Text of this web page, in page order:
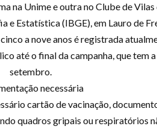
na Unime e outra no Clube de
Estatística (IBGE), em Lauro de
a nove anos é registrada
até o final da campanha, que
setembro.
necessária
cartão de vacinação,
quadros gripais ou respiratórios